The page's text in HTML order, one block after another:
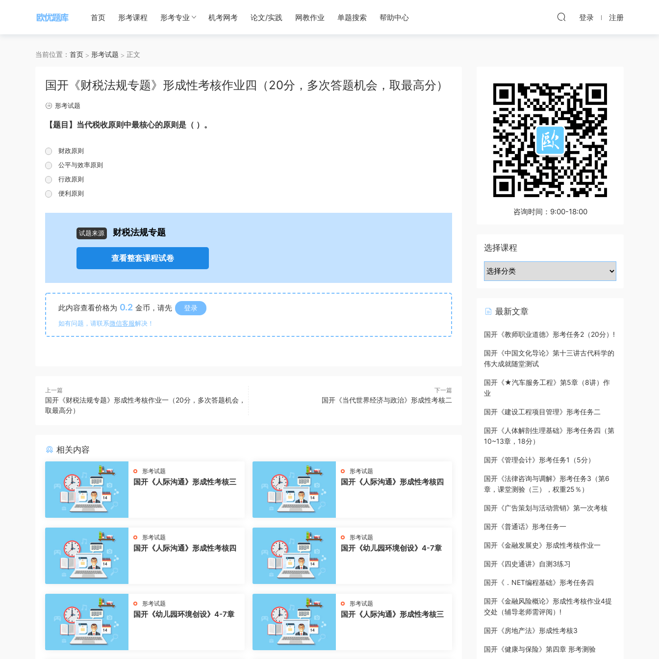
首页 形考课程 形考专业 机考网考 论文/实践 网教作业 单题搜索 帮助中心 登录 注册
当前位置： 首页 形考试题 正文
国开《财税法规专题》形成性考核作业四（20分，多次答题机会，取最高分）
形考试题
【题目】当代税收原则中最核心的原则是（ ）。
财政原则
公平与效率原则
行政原则
便利原则
试题来源 财税法规专题
查看整套课程试卷
此内容查看价格为 0.2 金币，请先 登录
如有问题，请联系微信客服解决！
上一篇
国开《财税法规专题》形成性考核作业一（20分，多次答题机会，
取最高分）
下一篇
国开《当代世界经济与政治》形成性考核二
相关内容
形考试题
国开《人际沟通》形成性考核三
形考试题
国开《人际沟通》形成性考核四
形考试题
国开《人际沟通》形成性考核四
形考试题
国开《幼儿园环境创设》4-7章
形考试题
国开《幼儿园环境创设》4-7章
形考试题
国开《人际沟通》形成性考核三
咨询时间：9:00-18:00
选择课程
最新文章
国开《教师职业道德》形考任务2（20分）!
国开《中国文化导论》第十三讲古代科学的
伟大成就随堂测试
国开《★汽车服务工程》第5章（8讲）作
业
国开《建设工程项目管理》形考任务二
国开《人体解剖生理基础》形考任务四（第
10~13章，18分）
国开《管理会计》形考任务1（5分）
国开《法律咨询与调解》形考任务3（第6
章，课堂测验（三），权重25％）
国开《广告策划与活动营销》第一次考核
国开《普通话》形考任务一
国开《金融发展史》形成性考核作业一
国开《四史通讲》自测3练习
国开《．NET编程基础》形考任务四
国开《金融风险概论》形成性考核作业4提
交处（辅导老师需评阅）!
国开《房地产法》形成性考核3
国开《健康与保险》第四章 形考测验